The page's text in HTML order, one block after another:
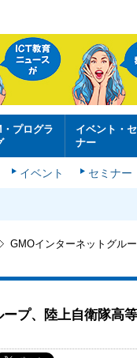
プログラ
イベント・セ
ナー
イベント セミナー
GMOインターネットグル
プ、陸上自衛隊高